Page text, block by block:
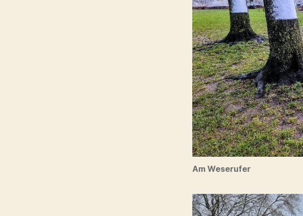
Am Weserufer